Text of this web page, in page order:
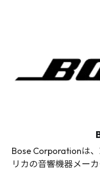
Bose Corporationは
リカの音響機器メー